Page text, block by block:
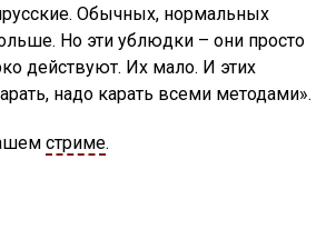
Обычных, нормальных
Но эти ублюдки – они просто
действуют. Их мало. И этих
надо карать всеми методами».
стриме.